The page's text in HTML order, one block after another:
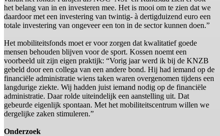
het belang van in en investeren mee. Het is mooi om te zien dat we
daardoor met een investering van twintig- à dertigduizend euro een
totale investering van ongeveer een ton in de sector kunnen doen.”
Het mobiliteitsfonds moet er voor zorgen dat kwalitatief goede
mensen behouden blijven voor de sport. Kossen noemt een
voorbeeld uit zijn eigen praktijk: “Vorig jaar werd ik bij de KNZB
gebeld door een collega van een andere bond. Hij had iemand op de
financiële administratie wiens taken waren overgenomen tijdens een
langdurige ziekte. Wij hadden juist iemand nodig op de financiële
administratie. Daar rolde uiteindelijk een aanstelling uit. Dat
gebeurde eigenlijk spontaan. Met het mobiliteitscentrum willen we
dergelijke zaken stimuleren.”
Onderzoek